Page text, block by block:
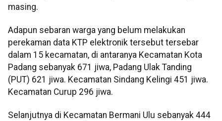
masing.
Adapun sebaran warga yang belum melakukan
perekaman data KTP elektronik tersebut tersebar
dalam 15 kecamatan, di antaranya Kecamatan Kota
Padang sebanyak 671 jiwa, Padang Ulak Tanding
(PUT) 621 jiwa. Kecamatan Sindang Kelingi 451 jiwa.
Kecamatan Curup 296 jiwa.
Selanjutnya di Kecamatan Bermani Ulu sebanyak 444